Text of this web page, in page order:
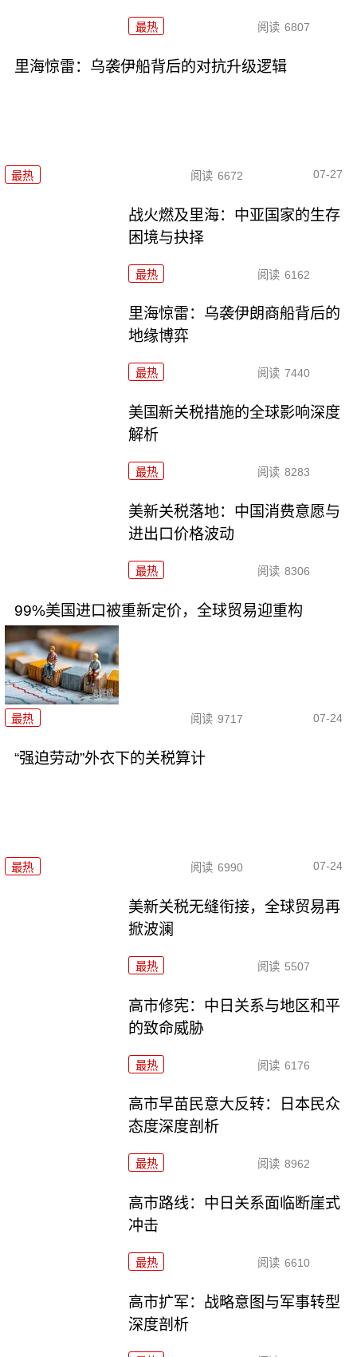
最热 阅读 6807
里海惊雷：乌袭伊船背后的对抗升级逻辑
最热 阅读 6672 07-27
战火燃及里海：中亚国家的生存
困境与抉择
最热 阅读 6162
里海惊雷：乌袭伊朗商船背后的
地缘博弈
最热 阅读 7440
美国新关税措施的全球影响深度
解析
最热 阅读 8283
美新关税落地：中国消费意愿与
进出口价格波动
最热 阅读 8306
99%美国进口被重新定价，全球贸易迎重构
最热 阅读 9717 07-24
“强迫劳动”外衣下的关税算计
最热 阅读 6990 07-24
美新关税无缝衔接，全球贸易再
掀波澜
最热 阅读 5507
高市修宪：中日关系与地区和平
的致命威胁
最热 阅读 6176
高市早苗民意大反转：日本民众
态度深度剖析
最热 阅读 8962
高市路线：中日关系面临断崖式
冲击
最热 阅读 6610
高市扩军：战略意图与军事转型
深度剖析